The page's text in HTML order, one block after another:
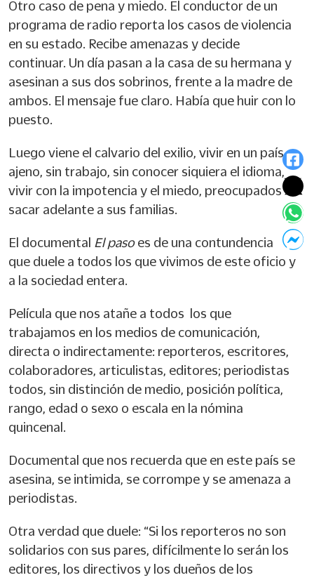
Otro caso de pena y miedo. El conductor de un
programa de radio reporta los casos de violencia
en su estado. Recibe amenazas y decide
continuar. Un día pasan a la casa de su hermana y
asesinan a sus dos sobrinos, frente a la madre de
ambos. El mensaje fue claro. Había que huir con lo
puesto.
Luego viene el calvario del exilio, vivir en un país
ajeno, sin trabajo, sin conocer siquiera el idioma,
vivir con la impotencia y el miedo, preocupados
sacar adelante a sus familias.
El documental El pasoes de una contundencia
que duele a todos los que vivimos de este oficio y
a la sociedad entera.
Película que nos atañe a todos los que
trabajamos en los medios de comunicación,
directa o indirectamente: reporteros, escritores,
colaboradores, articulistas, editores; periodistas
todos, sin distinción de medio, posición política,
rango, edad o sexo o escala en la nómina
quincenal.
Documental que nos recuerda que en este país se
asesina, se intimida, se corrompe y se amenaza a
periodistas.
Otra verdad que duele: “Si los reporteros no son
solidarios con sus pares, difícilmente lo serán los
editores, los directivos y los dueños de los